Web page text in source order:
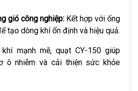
gió công nghiệp: Kết hợp với ống
tạo dòng khí ổn định và hiệu quả.
mạnh mẽ, quạt CY-150 giúp
ô nhiễm và cải thiện sức khỏe